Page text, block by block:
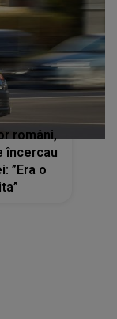
români,
încercau
”Era o